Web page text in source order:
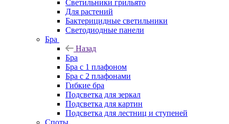
Светильники грильято
Для растений
Бактерицидные светильники
Светодиодные панели
Бра
Назад
Бра
Бра с 1 плафоном
Бра с 2 плафонами
Гибкие бра
Подсветка для зеркал
Подсветка для картин
Подсветка для лестниц и ступеней
Споты